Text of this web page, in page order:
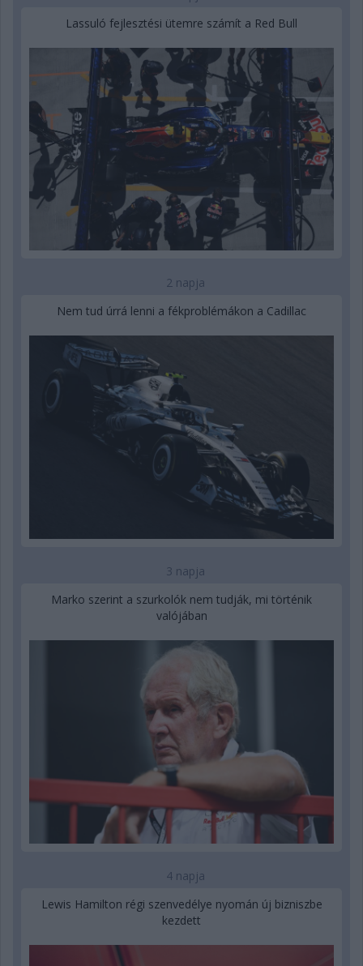
Lassuló fejlesztési ütemre számít a Red Bull
2 napja
Nem tud úrrá lenni a fékproblémákon a Cadillac
3 napja
Marko szerint a szurkolók nem tudják, mi történik
valójában
4 napja
Lewis Hamilton régi szenvedélye nyomán új bizniszbe
kezdett